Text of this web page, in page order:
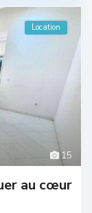
15
Location
au cœur